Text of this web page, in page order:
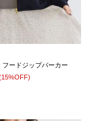
フードジップパーカー